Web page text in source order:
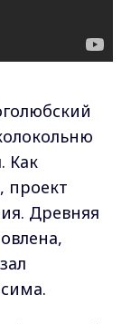
Как
проект
Древняя